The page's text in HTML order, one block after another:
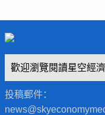
歡迎瀏覽閱讀星空經
投稿郵件：